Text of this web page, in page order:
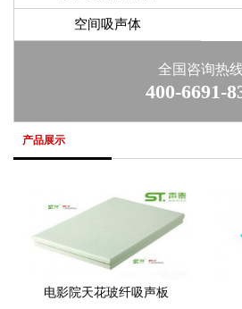
空间吸声体
全国咨询热
400-6691-
产品展示
电影院天花玻纤吸声板